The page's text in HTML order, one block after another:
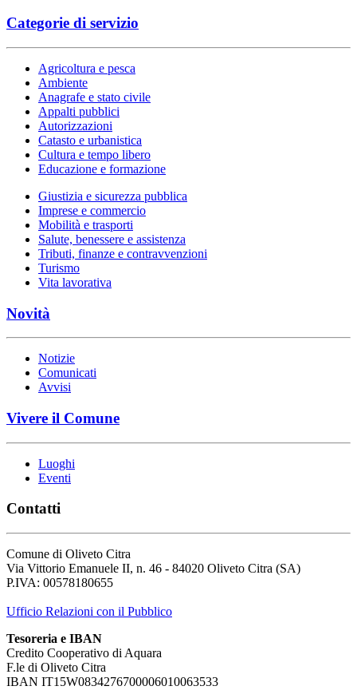
Categorie di servizio
Agricoltura e pesca
Ambiente
Anagrafe e stato civile
Appalti pubblici
Autorizzazioni
Catasto e urbanistica
Cultura e tempo libero
Educazione e formazione
Giustizia e sicurezza pubblica
Imprese e commercio
Mobilità e trasporti
Salute, benessere e assistenza
Tributi, finanze e contravvenzioni
Turismo
Vita lavorativa
Novità
Notizie
Comunicati
Avvisi
Vivere il Comune
Luoghi
Eventi
Contatti
Comune di Oliveto Citra
Via Vittorio Emanuele II, n. 46 - 84020 Oliveto Citra (SA)
P.IVA: 00578180655
Ufficio Relazioni con il Pubblico
Tesoreria e IBAN
Credito Cooperativo di Aquara
F.le di Oliveto Citra
IBAN IT15W0834276700006010063533